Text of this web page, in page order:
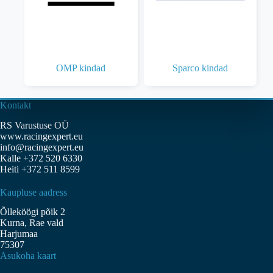
OMP kindad Sparco kindad
Kontakt
RS Varustuse OÜ
www.racingexpert.eu
info@racingexpert.eu
Kalle +372 520 6330
Heiti +372 511 8599
Kaupluse aadress
Õlleköögi põik 2
Kurna, Rae vald
Harjumaa
75307
Asukoha kaart